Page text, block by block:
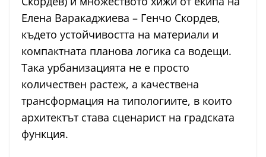
Елена Варакаджиева – Генчо Скордев,
където устойчивостта на материали и
компактната планова логика са водещи.
Така урбанизацията не е просто
количествен растеж, а качествена
трансформация на типологиите, в които
архитектът става сценарист на градската
функция.